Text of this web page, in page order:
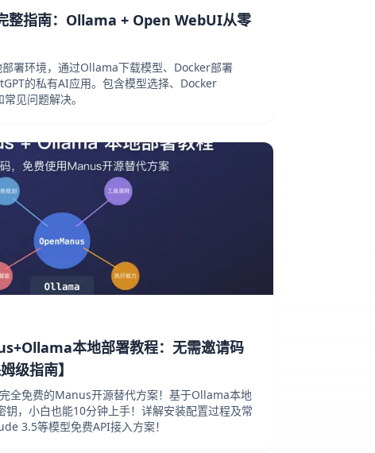
整指南：Ollama + Open WebUI从零
署环境，通过Ollama下载模型、Docker部署
的私有AI应用。包含模型选择、Docker
见问题解决。
本地部署教程：无需邀请码
级指南】
全免费的Manus开源替代方案！基于Ollama本地
钥，小白也能10分钟上手！详解安装配置过程及常
3.5等模型免费API接入方案！